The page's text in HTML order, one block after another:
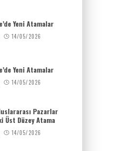
Yeni Atamalar
14/05/2026
Yeni Atamalar
14/05/2026
Pazarlar
Üst Düzey Atama
14/05/2026